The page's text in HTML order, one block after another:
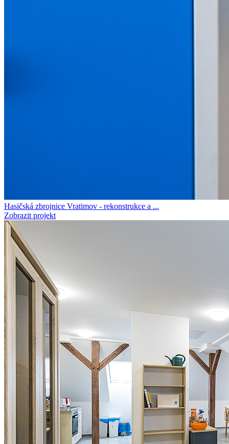
Hasičská zbrojnice Vratimov - rekonstrukce a ...
Zobrazit projekt